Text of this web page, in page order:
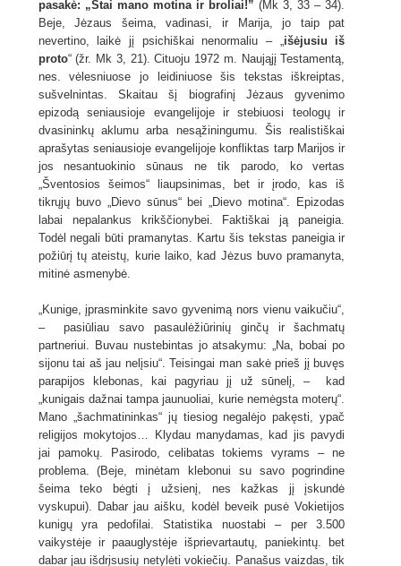
pasakė: „Štai mano motina ir broliai!” (Mk 3, 33 – 34).
Beje, Jėzaus šeima, vadinasi, ir Marija, jo taip pat
nevertino, laikė jį psichiškai nenormaliu – „išėjusiu iš
proto“ (žr. Mk 3, 21). Cituoju 1972 m. Naująjį Testamentą,
nes. vėlesniuose jo leidiniuose šis tekstas iškreiptas,
sušvelnintas. Skaitau šį biografinį Jėzaus gyvenimo
epizodą seniausioje evangelijoje ir stebiuosi teologų ir
dvasininkų aklumu arba nesąžiningumu. Šis realistiškai
aprašytas seniausioje evangelijoje konfliktas tarp Marijos ir
jos nesantuokinio sūnaus ne tik parodo, ko vertas
„Šventosios šeimos“ liaupsinimas, bet ir įrodo, kas iš
tikrųjų buvo „Dievo sūnus“ bei „Dievo motina“. Epizodas
labai nepalankus krikščionybei. Faktiškai ją paneigia.
Todėl negali būti pramanytas. Kartu šis tekstas paneigia ir
požiūrį tų ateistų, kurie laiko, kad Jėzus buvo pramanyta,
mitinė asmenybė.
„Kunige, įprasminkite savo gyvenimą nors vienu vaikučiu“,
– pasiūliau savo pasaulėžiūrinių ginčų ir šachmatų
partneriui. Buvau nustebintas jo atsakymu: „Na, bobai po
sijonu tai aš jau nelįsiu“. Teisingai man sakė prieš jį buvęs
parapijos klebonas, kai pagyriau jį už sūnelį, – kad
„kunigais dažnai tampa jaunuoliai, kurie nemėgsta moterų“.
Mano „šachmatininkas“ jų tiesiog negalėjo pakęsti, ypač
religijos mokytojos… Klydau manydamas, kad jis pavydi
jai pamokų. Pasirodo, celibatas tokiems vyrams – ne
problema. (Beje, minėtam klebonui su savo pogrindine
šeima teko bėgti į užsienį, nes kažkas jį įskundė
vyskupui). Dabar jau aišku, kodėl beveik pusė Vokietijos
kunigų yra pedofilai. Statistika nuostabi – per 3.500
vaikystėje ir paauglystėje išprievartautų, paniekintų. bet
dabar jau išdrįsusių netylėti vokiečių. Panašus vaizdas, tik